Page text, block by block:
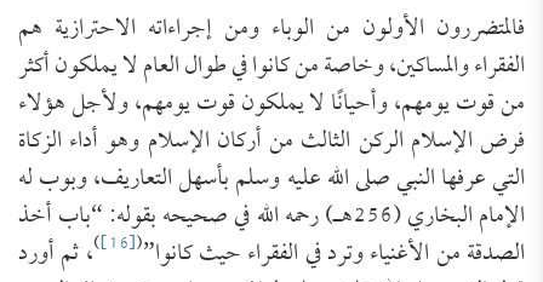
فالمتضررون الأولون من الوباء ومن إجراءاته الاحترازية هم
الفقراء والمساكين، وخاصة من كانوا في طوال العام لا يملكون أكثر
من قوت يومهم، وأحيانًا لا يملكون قوت يومهم، ولأجل هؤلاء
فرض الإسلام الركن الثالث من أركان الإسلام وهو أداء الزكاة
التي عرفها النبي صلى الله عليه وسلم بأسهل التعاريف، وبوب له
الإمام البخاري (256هـ) رحمه الله في صحيحه بقوله: “باب أخذ
الصدقة من الأغنياء وترد في الفقراء حيث كانوا”(
[16]
)، ثم أورد